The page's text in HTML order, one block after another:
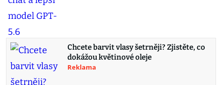
Chcete barvit vlasy šetrněji? Zjistěte, co
dokážou květinové oleje
Reklama